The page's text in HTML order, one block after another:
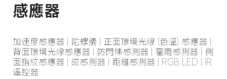
感應器
加速度感應器 | 陀螺儀 | 正面環境光線 (色溫) 感應器 |
背面環境光線感應器 | 防閃爍感測器 | 霍爾感測器 | 側
面指紋感應器 | 磁感測器 | 距離感測器 | RGB LED | IR
遙控器